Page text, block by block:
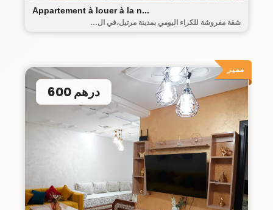
Appartement à louer à la n...
شقة مفروشة للكراء اليومي بمدينة مرتيل،في ال...
مميز
600 درهم